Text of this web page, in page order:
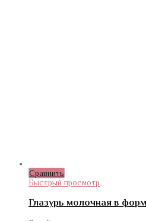
Сравнить
Быстрый просмотр
Глазурь молочная в